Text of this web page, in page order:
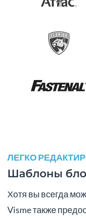
ЛЕГКО
Шаблоны
Хотя вы всегда
Visme также